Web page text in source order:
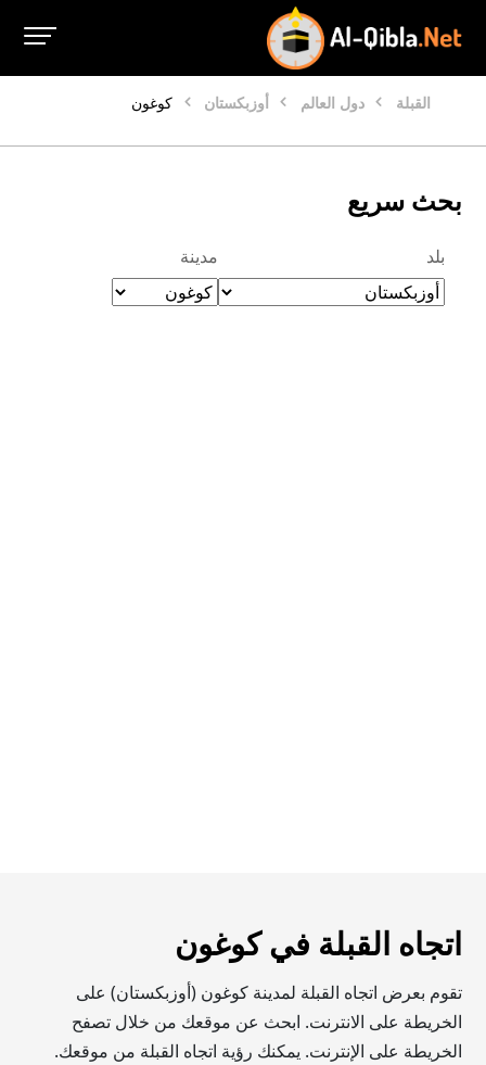
القبلة دول العالم أوزبكستان كوغون
بحث سريع
بلد مدينة
اتجاه القبلة في كوغون
تقوم بعرض اتجاه القبلة لمدينة كوغون (أوزبكستان) على
الخريطة على الانترنت. ابحث عن موقعك من خلال تصفح
الخريطة على الإنترنت. يمكنك رؤية اتجاه القبلة من موقعك.